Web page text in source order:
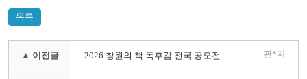
목록
▲ 이전글 2026 창원의 책 독후감 전국 공모전 개최(4/1~9/13) 관*자